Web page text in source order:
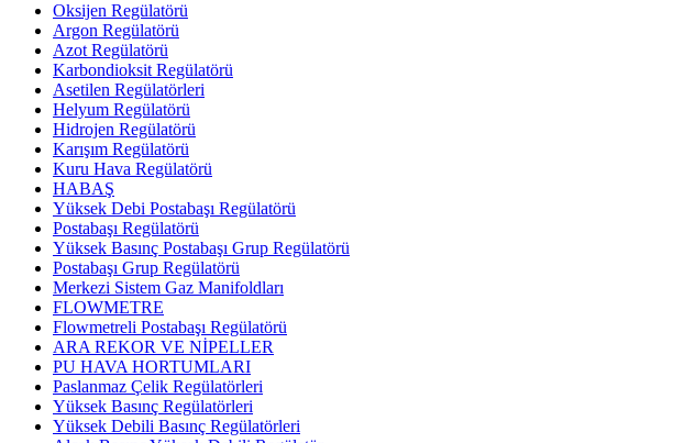
Oksijen Regülatörü
Argon Regülatörü
Azot Regülatörü
Karbondioksit Regülatörü
Asetilen Regülatörleri
Helyum Regülatörü
Hidrojen Regülatörü
Karışım Regülatörü
Kuru Hava Regülatörü
HABAŞ
Yüksek Debi Postabaşı Regülatörü
Postabaşı Regülatörü
Yüksek Basınç Postabaşı Grup Regülatörü
Postabaşı Grup Regülatörü
Merkezi Sistem Gaz Manifoldları
FLOWMETRE
Flowmetreli Postabaşı Regülatörü
ARA REKOR VE NİPELLER
PU HAVA HORTUMLARI
Paslanmaz Çelik Regülatörleri
Yüksek Basınç Regülatörleri
Yüksek Debili Basınç Regülatörleri